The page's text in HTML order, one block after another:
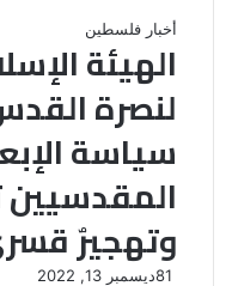
أخبار فلسطين
الهيئة
لنصرة
سياسة
وتهجيرٌ
ديسمبر 13, 2022